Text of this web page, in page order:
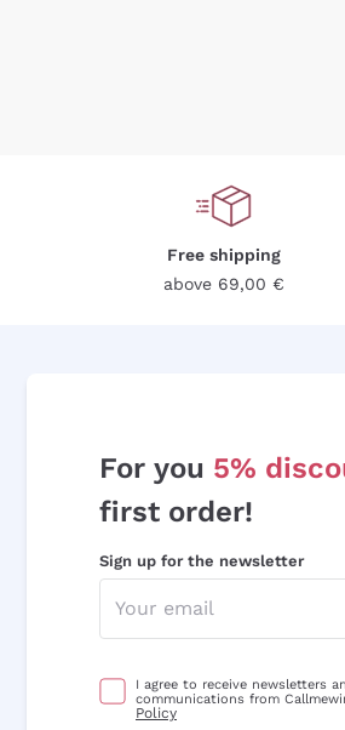
Free shipping
above 69,00 €
For you 5%
first order!
Sign up for the newsletter
I agree to receive newsletters
communications from
Policy